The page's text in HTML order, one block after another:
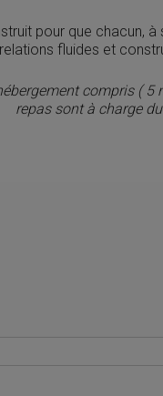
pour que chacun,
fluides et
compris ( 5
repas sont à charge